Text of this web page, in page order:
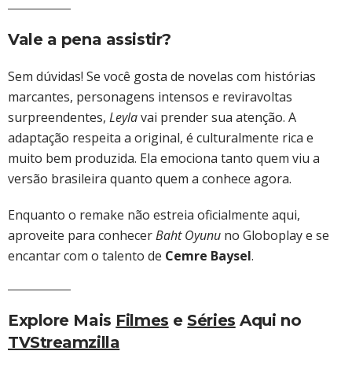
Vale a pena assistir?
Sem dúvidas! Se você gosta de novelas com histórias
marcantes, personagens intensos e reviravoltas
surpreendentes, Leylavai prender sua atenção. A
adaptação respeita a original, é culturalmente rica e
muito bem produzida. Ela emociona tanto quem viu a
versão brasileira quanto quem a conhece agora.
Enquanto o remake não estreia oficialmente aqui,
aproveite para conhecerBaht Oyunu no Globoplay e se
encantar com o talento de Cemre Baysel.
Explore Mais Filmes e Séries Aqui no
TVStreamzilla